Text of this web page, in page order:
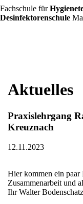
FHT
/
Fachschule für
Desinfektorenschule
Aktuelles
Praxislehrgang
Kreuznach
12.11.2023
Hier kommen ein
Zusammenarbeit und
Ihr Walter Bodenschatz